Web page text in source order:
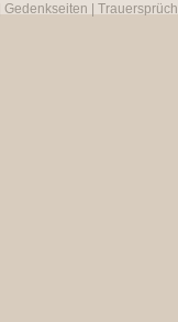
Gedenkseiten